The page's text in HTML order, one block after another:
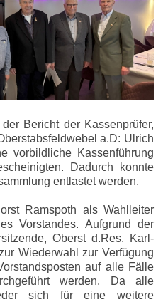
Bericht der Kassenprüfer,
a.D: Ulrich
vorbildliche Kassenführung
Dadurch konnte
entlastet werden.
Ramspoth als Wahlleiter
Vorstandes. Aufgrund der
Oberst d.Res. Karl-
Wiederwahl zur Verfügung
auf alle Fälle
werden. Da alle
sich für eine weitere